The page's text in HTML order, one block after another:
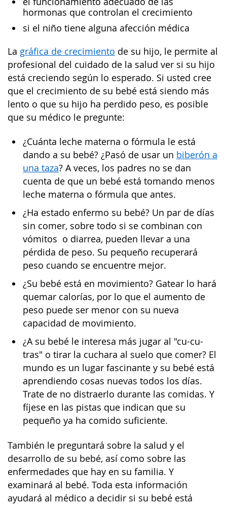
hormonas que controlan el crecimiento
si el niño tiene alguna afección médica
La gráfica de crecimiento de su hijo, le permite al
profesional del cuidado de la salud ver si su hijo
está creciendo según lo esperado. Si usted cree
que el crecimiento de su bebé está siendo más
lento o que su hijo ha perdido peso, es posible
que su médico le pregunte:
¿Cuánta leche materna o fórmula le está
dando a su bebé? ¿Pasó de usar un biberón a
una taza? A veces, los padres no se dan
cuenta de que un bebé está tomando menos
leche materna o fórmula que antes.
¿Ha estado enfermo su bebé? Un par de días
sin comer, sobre todo si se combinan con
vómitos o diarrea, pueden llevar a una
pérdida de peso. Su pequeño recuperará
peso cuando se encuentre mejor.
¿Su bebé está en movimiento? Gatear lo hará
quemar calorías, por lo que el aumento de
peso puede ser menor con su nueva
capacidad de movimiento.
¿A su bebé le interesa más jugar al "cu-cu-
tras" o tirar la cuchara al suelo que comer? El
mundo es un lugar fascinante y su bebé está
aprendiendo cosas nuevas todos los días.
Trate de no distraerlo durante las comidas. Y
fíjese en las pistas que indican que su
pequeño ya ha comido suficiente.
También le preguntará sobre la salud y el
desarrollo de su bebé, así como sobre las
enfermedades que hay en su familia. Y
examinará al bebé. Toda esta información
ayudará al médico a decidir si su bebé está